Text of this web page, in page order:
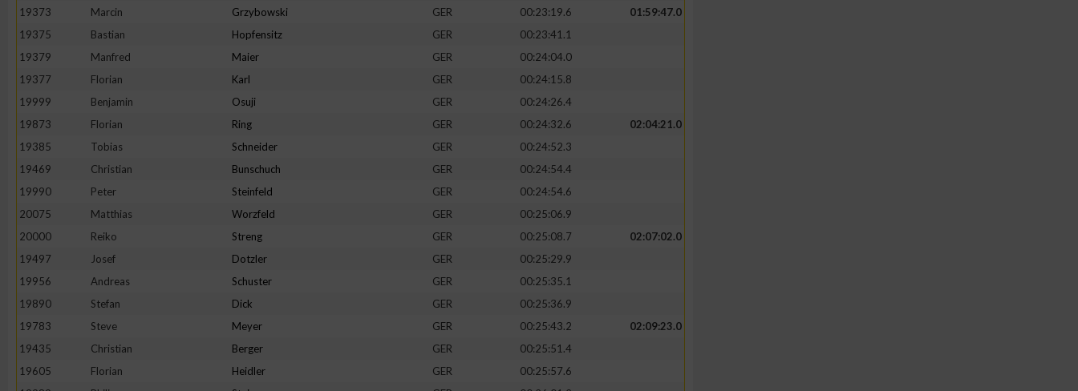
19373
Marcin Grzybowski GER 00:23:19.6
01:59:47.0
19375
Bastian Hopfensitz GER
00:23:41.1
19379
Manfred Maier GER
00:24:04.0
19377
Florian Karl GER
00:24:15.8
19999
Benjamin Osuji GER
00:24:26.4
19873
Florian Ring GER 00:24:32.6
02:04:21.0
19385
Tobias Schneider GER
00:24:52.3
19469
Christian Bunschuch GER
00:24:54.4
19990
Peter Steinfeld GER
00:24:54.6
20075
Matthias Worzfeld GER
00:25:06.9
20000
Reiko Streng GER 00:25:08.7
02:07:02.0
19497
Josef Dotzler GER
00:25:29.9
19956
Andreas Schuster GER
00:25:35.1
19890
Stefan Dick GER
00:25:36.9
19783
Steve Meyer GER 00:25:43.2
02:09:23.0
19435
Christian Berger GER
00:25:51.4
19605
Florian Heidler GER
00:25:57.6